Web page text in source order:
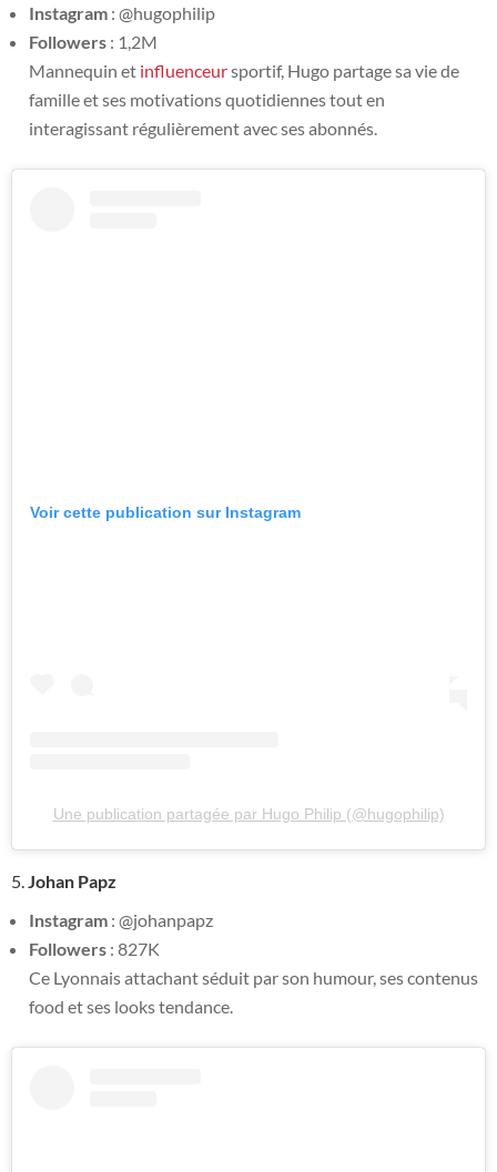
Instagram : @hugophilip
Followers : 1,2M
Mannequin et influenceursportif, Hugo partage sa vie de
famille et ses motivations quotidiennes tout en
interagissant régulièrement avec ses abonnés.
Voir cette publication sur Instagram
Une publication partagée par Hugo Philip (@hugophilip)
5. Johan Papz
Instagram : @johanpapz
Followers : 827K
Ce Lyonnais attachant séduit par son humour, ses contenus
food et ses looks tendance.